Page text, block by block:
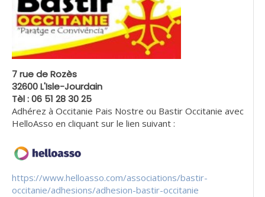
7 rue de Rozès
32600 L'Isle-Jourdain
Tèl : 06 51 28 30 25
Adhérez à Occitanie Pais Nostre ou Bastir Occitanie avec
HelloAsso en cliquant sur le lien suivant :
https://www.helloasso.com/associations/bastir-
occitanie/adhesions/adhesion-bastir-occitanie